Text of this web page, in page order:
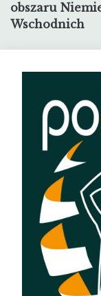
obszaru
Wschodnich